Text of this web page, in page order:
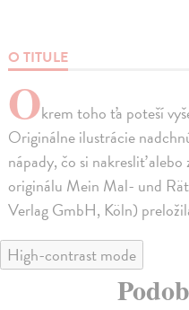
O TITULE
Okrem toho ťa poteší
Originálne ilustrácie
nápady, čo si nakresliť
originálu Mein Mal- und
Verlag GmbH, Köln)
High-contrast mode